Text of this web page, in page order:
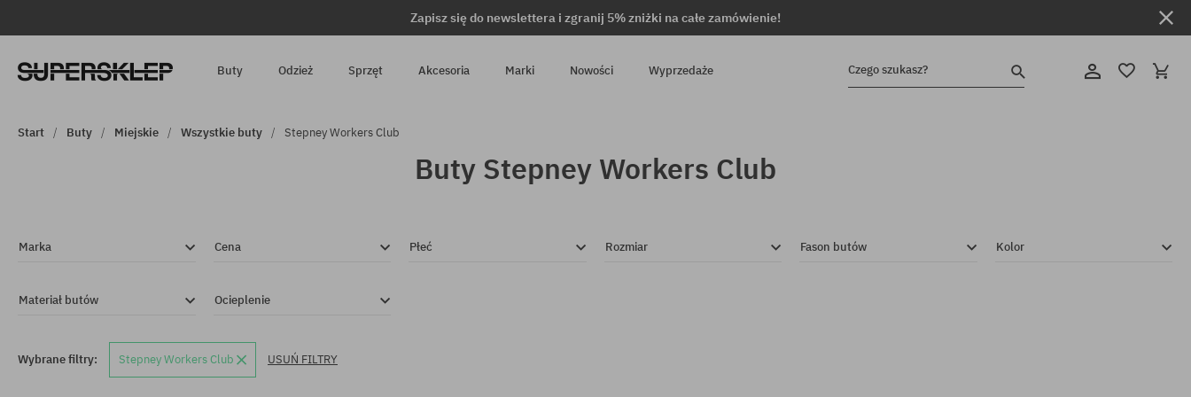
Zapisz się do newslettera i zgranij 5% zniżki na całe zamówienie!
Buty Odzież Sprzęt Akcesoria Marki Nowości Wyprzedaże Czego szukasz?
Start Buty Miejskie Wszystkie buty Stepney Workers Club
Buty Stepney Workers Club
Marka Cena Płeć Rozmiar Fason butów Kolor
Materiał butów Ocieplenie
Wybrane filtry: Stepney Workers Club USUŃ FILTRY